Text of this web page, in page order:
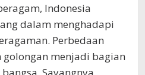
Indonesia
dalam menghadapi
Perbedaan
golongan menjadi bagian